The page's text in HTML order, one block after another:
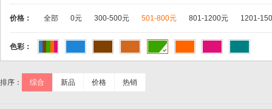
价格： 全部 0元 300-500元 501-800元 801-1200元 1201-
色彩：
排序： 综合 新品 价格 热销